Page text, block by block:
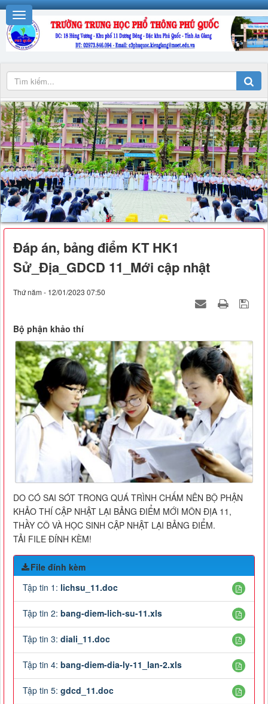
Đáp án, bảng điểm KT HK1
Sử_Địa_GDCD 11_Mới cập nhật
Thứ năm - 12/01/2023 07:50
Bộ phận khảo thí
DO CÓ SAI SÓT TRONG QUÁ TRÌNH CHẤM NÊN BỘ PHẬN
KHẢO THÍ CẬP NHẬT LẠI BẢNG ĐIỂM MỚI MÔN ĐỊA 11,
THẦY CÔ VÀ HỌC SINH CẬP NHẬT LẠI BẢNG ĐIỂM.
TẢI FILE ĐÍNH KÈM!
File đính kèm
Tập tin 1: lichsu_11.doc
Tập tin 2: bang-diem-lich-su-11.xls
Tập tin 3: diali_11.doc
Tập tin 4: bang-diem-dia-ly-11_lan-2.xls
Tập tin 5: gdcd_11.doc